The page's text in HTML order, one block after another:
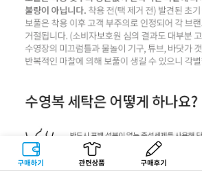
구매하기 관련상품 상품후기